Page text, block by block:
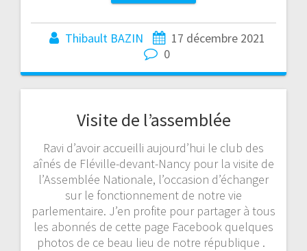
Thibault BAZIN
17 décembre 2021
0
Visite de l’assemblée
Ravi d’avoir accueilli aujourd’hui le club des
aînés de Fléville-devant-Nancy pour la visite de
l’Assemblée Nationale, l’occasion d’échanger
sur le fonctionnement de notre vie
parlementaire. J’en profite pour partager à tous
les abonnés de cette page Facebook quelques
photos de ce beau lieu de notre république .